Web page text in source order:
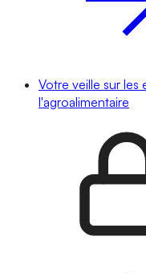
Votre veille sur les
l'agroalimentaire